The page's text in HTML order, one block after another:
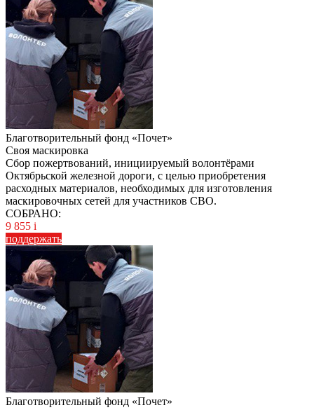
Благотворительный фонд «Почет»
Своя маскировка
Сбор пожертвований, инициируемый волонтёрами
Октябрьской железной дороги, с целью приобретения
расходных материалов, необходимых для изготовления
маскировочных сетей для участников СВО.
СОБРАНО:
9 855 i
поддержать
Благотворительный фонд «Почет»